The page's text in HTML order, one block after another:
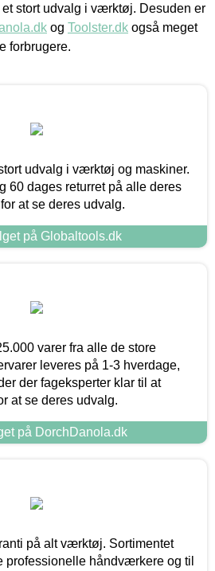
et stort udvalg i værktøj. Desuden er
og Toolster.dk også meget
forbrugere.
udvalg i værktøj og maskiner.
60 dages returret på alle deres
at se deres udvalg.
på Globaltools.dk
varer fra alle de store
leveres på 1-3 hverdage,
der fageksperter klar til at
at se deres udvalg.
på DorchDanola.dk
på alt værktøj. Sortimentet
professionelle håndværkere og til